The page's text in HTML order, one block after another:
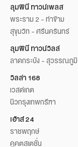
ลุมพินี ทาวน์เพลส
พระราม 2 - ท่าข้าม
สุขุมวิท - ศรีนครินทร์
ลุมพินี ทาวน์วิลล์
ลาดกระบัง - สุวรรณภูมิ
วิลล่า 168
เวสต์เกต
นิวกรุงเทพกรีฑา
เฮ้าส์ 24
ราชพฤกษ์
คูคตสเตชั่น